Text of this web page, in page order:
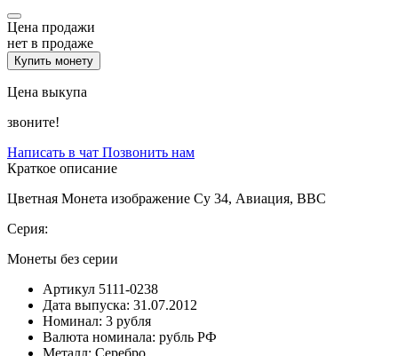
Цена продажи
нет в продаже
Купить монету
Цена выкупа
звоните!
Написать в чат Позвонить нам
Краткое описание
Цветная Монета изображение Су 34, Авиация, ВВС
Серия:
Монеты без серии
Артикул 5111-0238
Дата выпуска: 31.07.2012
Номинал: 3 рубля
Валюта номинала: рубль РФ
Металл: Серебро